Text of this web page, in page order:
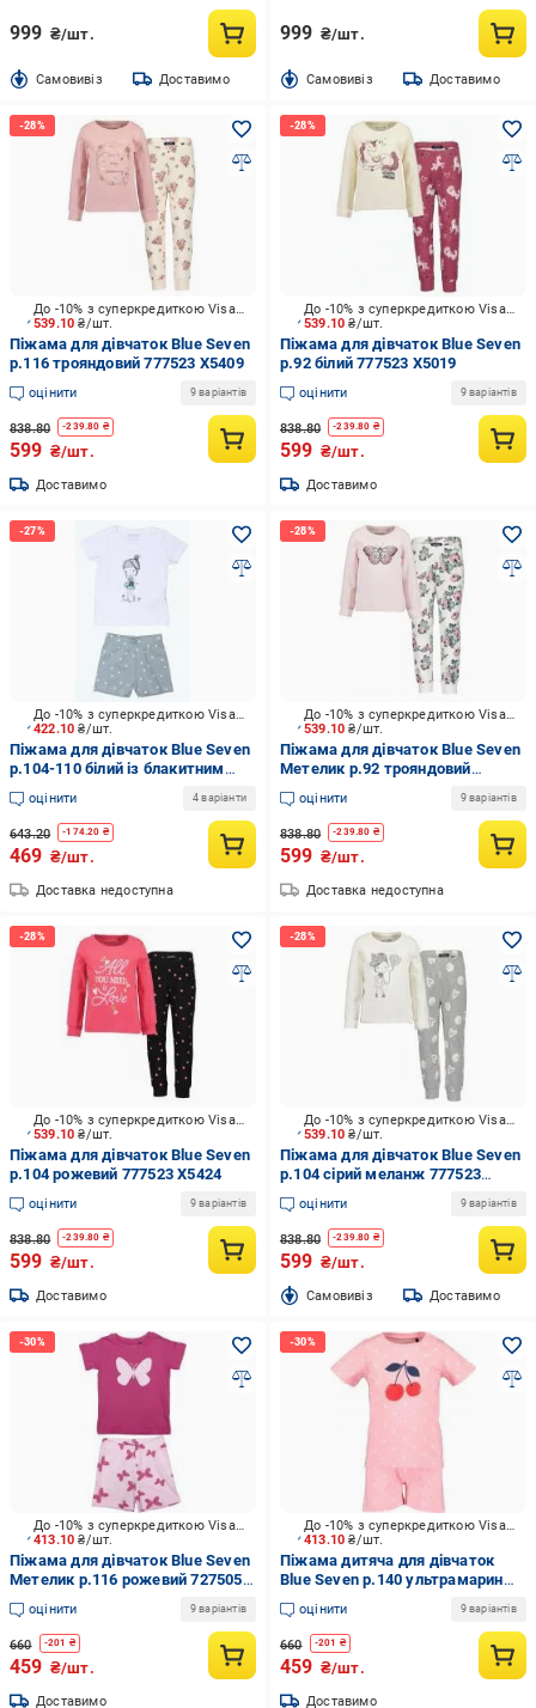
999 ₴/шт.
Cамовивіз Доставимо
999 ₴/шт.
Cамовивіз Доставимо
539.10₴/шт.
До -10% з суперкредиткою Visa Вигода
Піжама для дівчаток Blue Seven
р.116 трояндовий 777523 X5409
оцінити 9 варіантів
838.80 -239.80 ₴
599 ₴/шт.
Доставимо
539.10₴/шт.
До -10% з суперкредиткою Visa Вигода
Піжама для дівчаток Blue Seven
р.92 білий 777523 X5019
оцінити 9 варіантів
838.80 -239.80 ₴
599 ₴/шт.
Доставимо
422.10₴/шт.
До -10% з суперкредиткою Visa Вигода
Піжама для дівчаток Blue Seven
р.104-110 білий із блакитним
727515 X 5 G
оцінити 4 варіанти
643.20 -174.20 ₴
469 ₴/шт.
Доставка недоступна
539.10₴/шт.
До -10% з суперкредиткою Visa Вигода
Піжама для дівчаток Blue Seven
Метелик р.92 трояндовий
777523 X5406
оцінити 9 варіантів
838.80 -239.80 ₴
599 ₴/шт.
Доставка недоступна
539.10₴/шт.
До -10% з суперкредиткою Visa Вигода
Піжама для дівчаток Blue Seven
р.104 рожевий 777523 X5424
оцінити 9 варіантів
838.80 -239.80 ₴
599 ₴/шт.
Доставимо
539.10₴/шт.
До -10% з суперкредиткою Visa Вигода
Піжама для дівчаток Blue Seven
р.104 сірий меланж 777523
X5950
оцінити 9 варіантів
838.80 -239.80 ₴
599 ₴/шт.
Cамовивіз Доставимо
413.10₴/шт.
До -10% з суперкредиткою Visa Вигода
Піжама для дівчаток Blue Seven
Метелик р.116 рожевий 727505
X * 98
оцінити 9 варіантів
660 -201 ₴
459 ₴/шт.
Доставимо
413.10₴/шт.
До -10% з суперкредиткою Visa Вигода
Піжама дитяча для дівчаток
Blue Seven р.140 ультрамарин
727512 X * 98
оцінити 9 варіантів
660 -201 ₴
459 ₴/шт.
Доставимо